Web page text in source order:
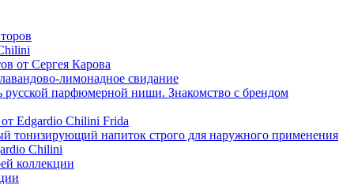
от Сергея Карова
лимонадное свидание
русской парфюмерной ниши. Знакомство с брендом
Edgardio Chilini Frida
тонизирующий напиток строго для наружного применения
Chilini
коллекции